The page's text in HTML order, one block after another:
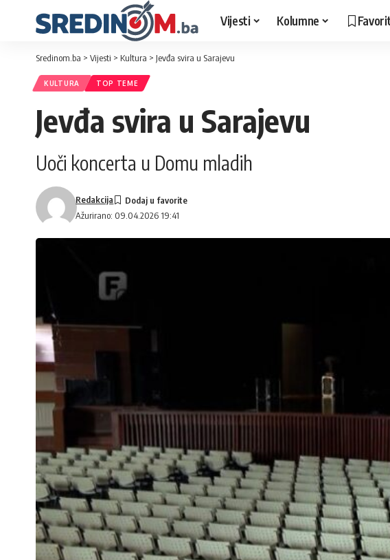
Vijesti Kolumne
Sredinom.ba > Vijesti > Kultura > Jevđa svira u Sarajevu
KULTURA TOP TEME
Jevđa svira u Sarajevu
Uoči koncerta u Domu mladih
Ažurirano: 09.04.2026 19:41
Redakcija